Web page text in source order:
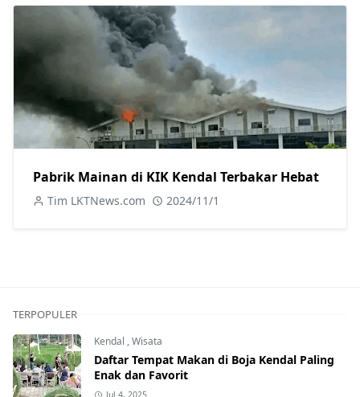
Pabrik Mainan di KIK Kendal Terbakar Hebat
Tim LKTNews.com 2024/11/1
TERPOPULER
Kendal ,Wisata
Daftar Tempat Makan di Boja Kendal Paling
Enak dan Favorit
Jul 4, 2025